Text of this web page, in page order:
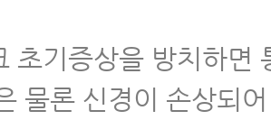
스크파열 회복 단계와 단
스크는 어떻게 척추협착
초기증상을 방치하면
물론 신경이 손상되